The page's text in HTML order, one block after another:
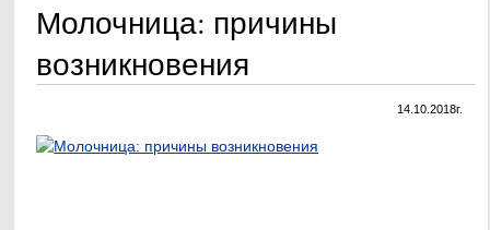
Молочница: причины
возникновения
14.10.2018г.